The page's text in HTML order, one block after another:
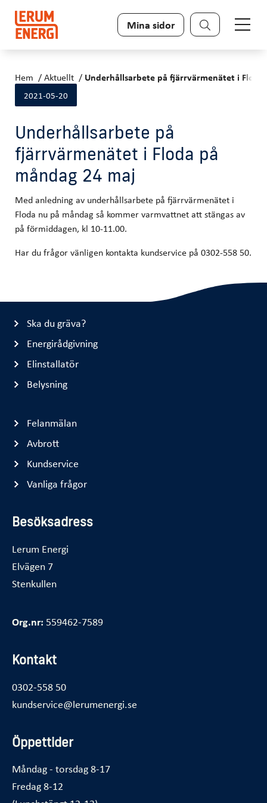
Sök
Mina sidor
Hem Aktuellt Underhållsarbete på fjärrvärmenätet i Floda
2021-05-20
Underhållsarbete på
fjärrvärmenätet i Floda på
måndag 24 maj
Med anledning av underhållsarbete på fjärrvärmenätet i
Floda nu på måndag så kommer varmvattnet att stängas av
på förmiddagen, kl 10-11.00.
Har du frågor vänligen kontakta kundservice på 0302-558 50.
Ska du gräva?
Energirådgivning
Elinstallatör
Belysning
Felanmälan
Avbrott
Kundservice
Vanliga frågor
Besöksadress
Lerum Energi
Elvägen 7
Stenkullen
Org.nr: 559462-7589
Kontakt
0302-558 50
kundservice@lerumenergi.se
Öppettider
Måndag - torsdag 8-17
Fredag 8-12